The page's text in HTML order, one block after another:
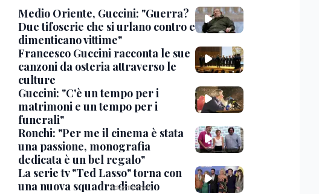
Medio Oriente, Guccini: "Guerra?
Due tifoserie che si urlano contro e
dimenticano vittime"
Francesco Guccini racconta le sue
canzoni da osteria attraverso le
culture
Guccini: "C'è un tempo per i
matrimoni e un tempo per i
funerali"
Ronchi: "Per me il cinema è stata
una passione, monografia
dedicata è un bel regalo"
La serie tv "Ted Lasso" torna con
una nuova squadra di calcio